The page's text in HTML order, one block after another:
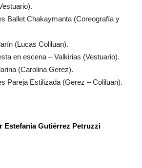
Ballet Chakaymanta (Coreografía y
(Lucas Coliluan).
en escena – Valkirias (Vestuario).
(Carolina Gerez).
Pareja Estilizada (Gerez – Coliluan).
Estefanía Gutiérrez Petruzzi